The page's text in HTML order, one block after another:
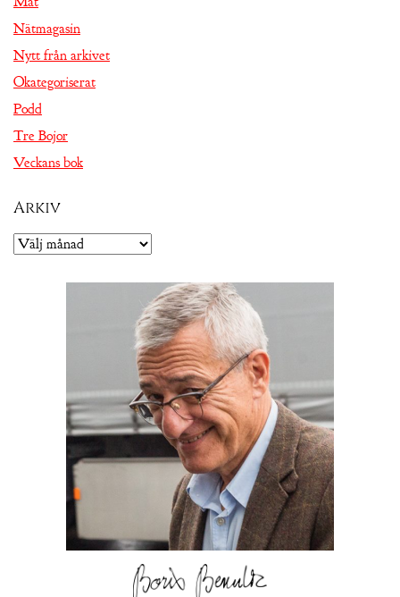
Nätmagasin
Nytt från arkivet
Okategoriserat
Podd
Tre Bojor
Veckans bok
Arkiv
Arkiv